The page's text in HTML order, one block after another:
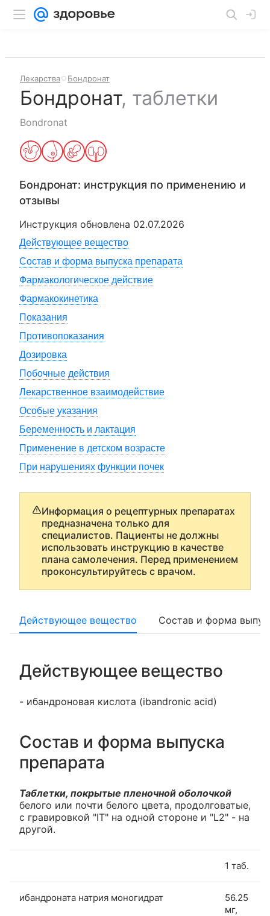
Лекарства Бондронат
Бондронат, таблетки
Bondronat
Бондронат: инструкция по применению и
отзывы
Инструкция обновлена 02.07.2026
Действующее вещество
Состав и форма выпуска препарата
Фармакологическое действие
Фармакокинетика
Показания
Противопоказания
Дозировка
Побочные действия
Лекарственное взаимодействие
Особые указания
Беременность и лактация
Применение в детском возрасте
При нарушениях функции почек
Информация о рецептурных препаратах
предназначена только для
специалистов. Пациенты не должны
использовать инструкцию в качестве
плана самолечения. Перед применением
проконсультируйтесь с врачом.
Действующее вещество Состав и форма
Действующее вещество
- ибандроновая кислота (ibandronic acid)
Состав и форма выпуска
препарата
Таблетки, покрытые пленочной оболочкой
белого или почти белого цвета, продолговатые,
с гравировкой "IT" на одной стороне и "L2" - на
другой.
1 таб.
ибандроната натрия моногидрат
56.25
мг,